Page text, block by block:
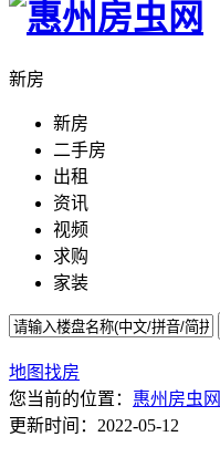
新房
新房
二手房
出租
资讯
视频
求购
家装
地图找房
您当前的位置： 惠州房虫网
更新时间：2022-05-12